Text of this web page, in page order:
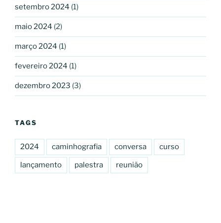
setembro 2024 (1)
maio 2024 (2)
março 2024 (1)
fevereiro 2024 (1)
dezembro 2023 (3)
TAGS
2024 caminhografia conversa curso
lançamento palestra reunião